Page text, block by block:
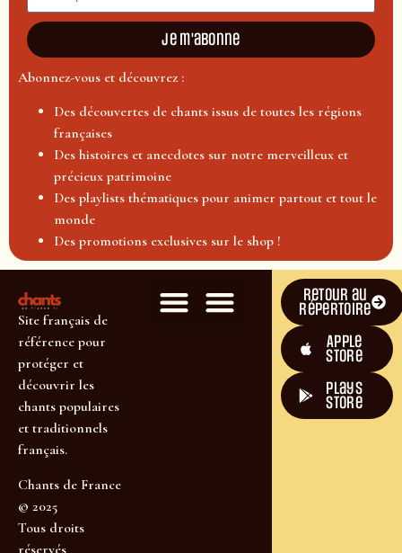
Je m'abonne
Abonnez-vous et découvrez :
Des découvertes de chants issus de toutes les régions
françaises
Des histoires et anecdotes sur notre merveilleux et
précieux patrimoine
Des playlists thématiques pour animer partout et tout le
monde
Des promotions exclusives sur le shop !
Site français de
référence pour
protéger et
découvrir les
chants populaires
et traditionnels
français.
Chants de France
© 2025
Tous droits
réservés
Retour au
répertoire
Apple
Store
plays
store